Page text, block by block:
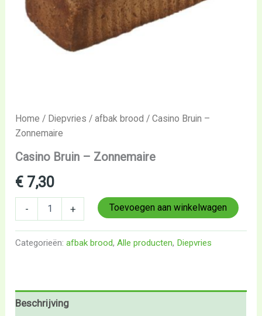
Home / Diepvries /afbak brood / Casino Bruin –
Zonnemaire
Casino Bruin – Zonnemaire
€ 7,30
- + Toevoegen aan winkelwagen
Categorieën:afbak brood,Alle producten, Diepvries
Beschrijving